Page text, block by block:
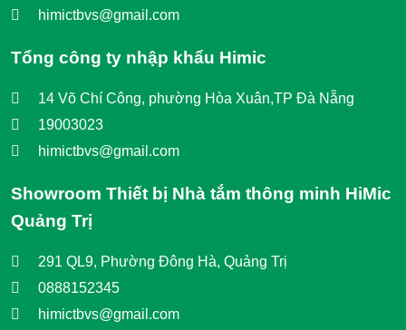
himictbvs@gmail.com
Tổng công ty nhập khẩu Himic
14 Võ Chí Công, phường Hòa Xuân,TP Đà Nẵng
19003023
himictbvs@gmail.com
Showroom Thiết bị Nhà tắm thông minh HiMic
Quảng Trị
291 QL9, Phường Đông Hà, Quảng Trị
0888152345
himictbvs@gmail.com